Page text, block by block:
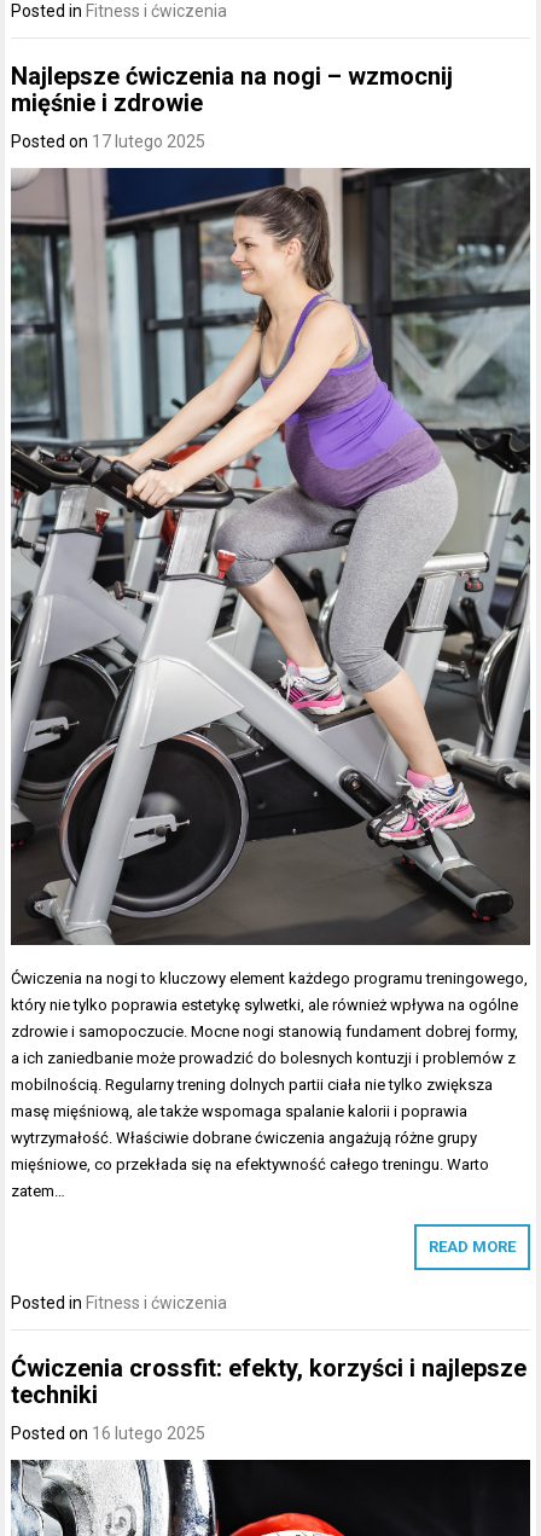
Posted in Fitness i ćwiczenia
Najlepsze ćwiczenia na nogi – wzmocnij
mięśnie i zdrowie
Posted on 17 lutego 2025
Ćwiczenia na nogi to kluczowy element każdego programu treningowego,
który nie tylko poprawia estetykę sylwetki, ale również wpływa na ogólne
zdrowie i samopoczucie. Mocne nogi stanowią fundament dobrej formy,
a ich zaniedbanie może prowadzić do bolesnych kontuzji i problemów z
mobilnością. Regularny trening dolnych partii ciała nie tylko zwiększa
masę mięśniową, ale także wspomaga spalanie kalorii i poprawia
wytrzymałość. Właściwie dobrane ćwiczenia angażują różne grupy
mięśniowe, co przekłada się na efektywność całego treningu. Warto
zatem…
READ MORE
Posted in Fitness i ćwiczenia
Ćwiczenia crossfit: efekty, korzyści i najlepsze
techniki
Posted on 16 lutego 2025